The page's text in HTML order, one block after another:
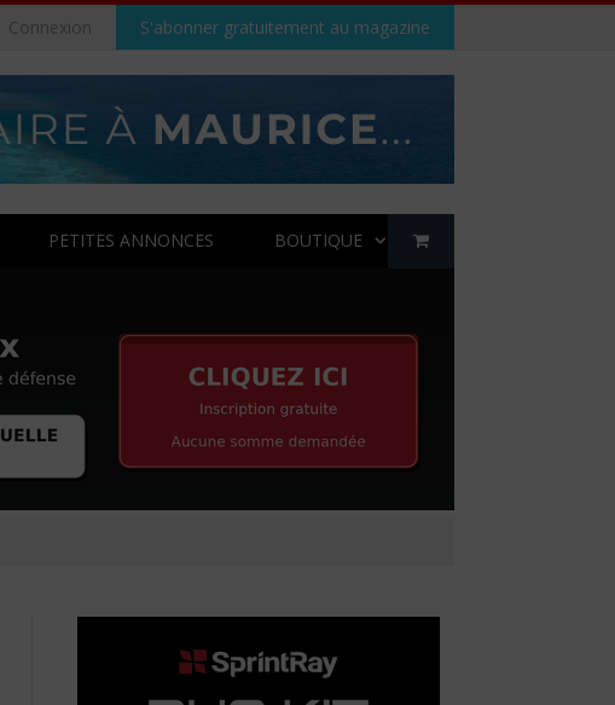
S'abonner gratuitement au magazine
Connexion
PETITES ANNONCES BOUTIQUE